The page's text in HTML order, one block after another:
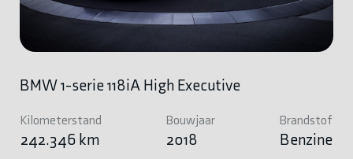
BMW 1-serie 118iA High Executive
Kilometerstand
242.346 km
Bouwjaar
2018
Brandstof
Benzine